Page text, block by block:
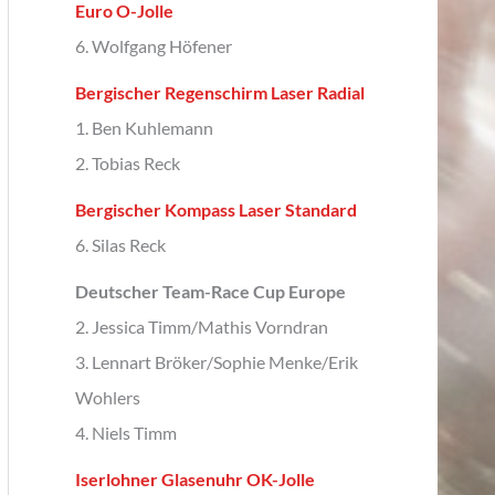
Euro O-Jolle
6. Wolfgang Höfener
Bergischer Regenschirm Laser Radial
1. Ben Kuhlemann
2. Tobias Reck
Bergischer Kompass Laser Standard
6. Silas Reck
Deutscher Team-Race Cup Europe
2. Jessica Timm/Mathis Vorndran
3. Lennart Bröker/Sophie Menke/Erik
Wohlers
4. Niels Timm
Iserlohner Glasenuhr OK-Jolle